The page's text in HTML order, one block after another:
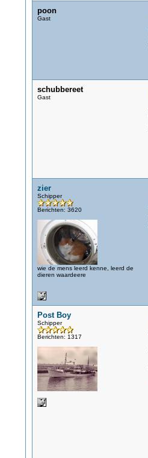
poon
Gast
schubbereet
Gast
zier
Schipper
Berichten: 3620
wie de mens leerd kenne, leerd de
dieren waardeere
Post Boy
Schipper
Berichten: 1317